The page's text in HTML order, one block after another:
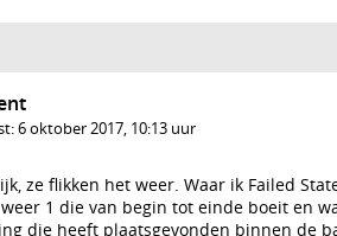
6 oktober 2017, 10:13 uur
ze flikken het weer. Waar ik Failed
1 die van begin tot einde boeit en
die heeft plaatsgevonden binnen de